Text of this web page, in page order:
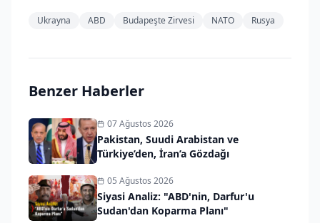
Ukrayna ABD Budapeşte Zirvesi NATO Rusya
Benzer Haberler
07 Ağustos 2026
Pakistan, Suudi Arabistan ve
Türkiye’den, İran’a Gözdağı
05 Ağustos 2026
Siyasi Analiz: "ABD'nin, Darfur'u
Sudan'dan Koparma Planı"